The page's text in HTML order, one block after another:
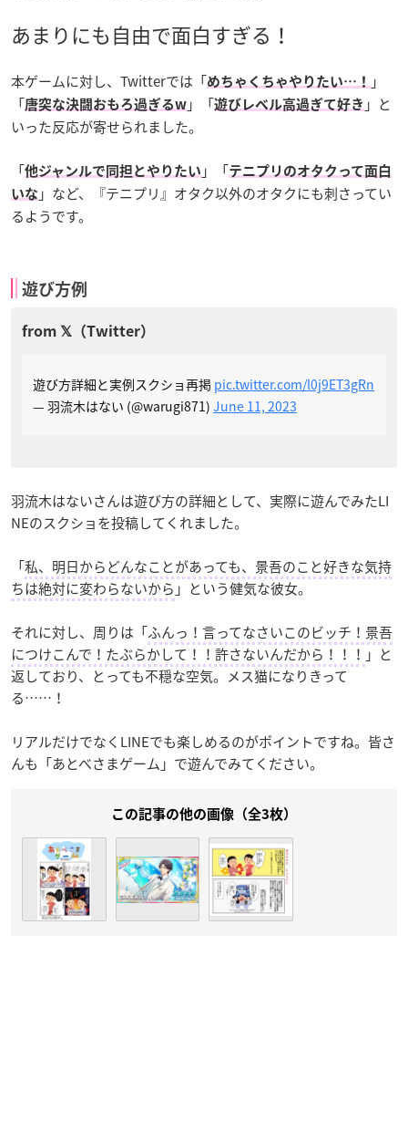
あまりにも自由で面白すぎる！
本ゲームに対し、Twitterでは「めちゃくちゃやりたい…！
」
「唐突な決闘おもろ過ぎるw 」「遊びレベル高過ぎて好き 」と
いった反応が寄せられました。
「他ジャンルで同担とやりたい 」「テニプリのオタクって面白
いな 」など、『テニプリ』オタク以外のオタクにも刺さってい
るようです。
遊び方例
遊び方詳細と実例スクショ再掲 pic.twitter.com/l0j9ET3gRn
— 羽流木はない (@warugi871) June 11, 2023
羽流木はないさんは遊び方の詳細として、実際に遊んでみたLI
NEのスクショを投稿してくれました。
「私、明日からどんなことがあっても、景吾のこと好きな気持
ちは絶対に変わらないから 」という健気な彼女。
それに対し、周りは「ふんっ！言ってなさいこのビッチ！景吾
につけこんで！たぶらかして！！許さないんだから！！！ 」と
返しており、とっても不穏な空気。メス猫になりきって
る……！
リアルだけでなくLINEでも楽しめるのがポイントですね。皆さ
んも「あとべさまゲーム」で遊んでみてください。
この記事の他の画像（全3枚）